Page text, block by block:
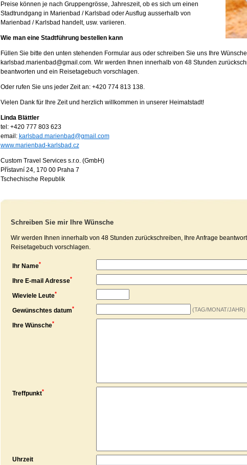
Preise können je nach Gruppengrösse, Jahreszeit, ob es sich um einen
Stadtrundgang in Marienbad / Karlsbad oder Ausflug ausserhalb von
Marienbad / Karlsbad handelt, usw. variieren.
Wie man eine Stadtführung bestellen kann
Füllen Sie bitte den unten stehenden Formular aus oder schreiben Sie uns Ihre
karlsbad.marienbad@gmail.com. Wir werden Ihnen innerhalb von 48 Stunden
beantworten und ein Reisetagebuch vorschlagen.
Oder rufen Sie uns jeder Zeit an: +420 774 813 138.
Vielen Dank für Ihre Zeit und herzlich willkommen in unserer Heimatstadt!
Linda Blättler
tel: +420 777 803 623
email: karlsbad.marienbad@gmail.com
www.marienbad-karlsbad.cz
Custom Travel Services s.r.o. (GmbH)
Přístavní 24, 170 00 Praha 7
Tschechische Republik
Schreiben Sie mir Ihre Wünsche
Wir werden Ihnen innerhalb von 48 Stunden zurückschreiben, Ihre Anfrage
Reisetagebuch vorschlagen.
Ihr Name*
Ihre E-mail Adresse*
Wieviele Leute*
Gewünschtes datum* (TAG/MONAT/JAHR)
Ihre Wünsche*
Treffpunkt*
Uhrzeit